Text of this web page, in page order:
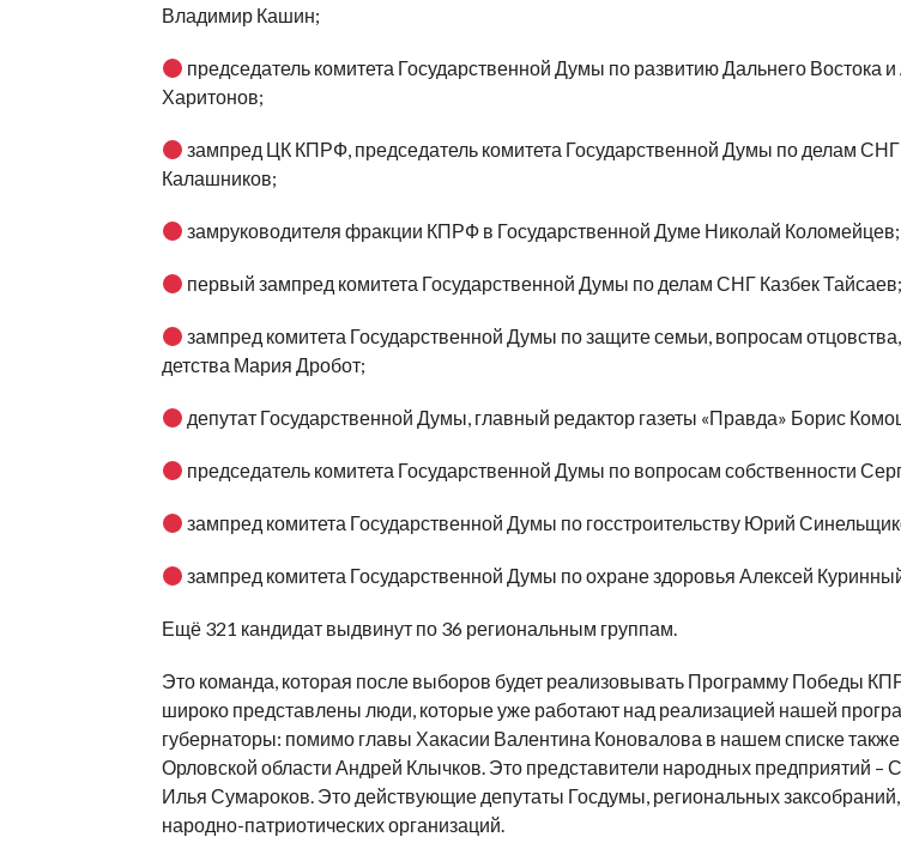
Владимир Кашин;
председатель комитета Государственной Думы по развитию Дальнего Востока
Харитонов;
зампред ЦК КПРФ, председатель комитета Государственной Думы по делам
Калашников;
замруководителя фракции КПРФ в Государственной Думе Николай Коломейцев;
первый зампред комитета Государственной Думы по делам СНГ Казбек Тайсаев;
зампред комитета Государственной Думы по защите семьи, вопросам
детства Мария Дробот;
депутат Государственной Думы, главный редактор газеты «Правда» Борис
председатель комитета Государственной Думы по вопросам собственности
зампред комитета Государственной Думы по госстроительству Юрий
зампред комитета Государственной Думы по охране здоровья Алексей
Ещё 321 кандидат выдвинут по 36 региональным группам.
Это команда, которая после выборов будет реализовывать Программу Победы
широко представлены люди, которые уже работают над реализацией нашей
губернаторы: помимо главы Хакасии Валентина Коновалова в нашем списке также
Орловской области Андрей Клычков. Это представители народных предприятий –
Илья Сумароков. Это действующие депутаты Госдумы, региональных
народно-патриотических организаций.